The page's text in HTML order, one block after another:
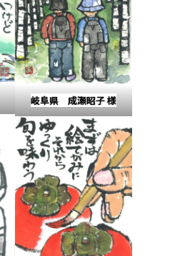
岐阜県 成瀬昭子 様